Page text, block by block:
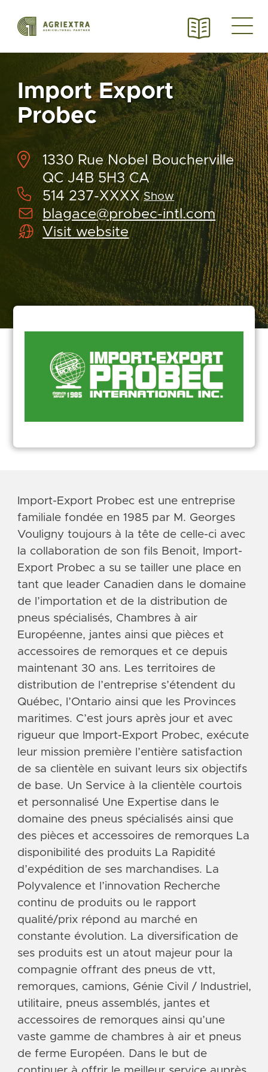
Import Export
Probec
1330 Rue Nobel Boucherville
QC J4B 5H3 CA
514 237-XXXX Show
blagace@probec-intl.com
Visit website
Import-Export Probec est une entreprise
familiale fondée en 1985 par M. Georges
Vouligny toujours à la tête de celle-ci avec
la collaboration de son fils Benoit, Import-
Export Probec a su se tailler une place en
tant que leader Canadien dans le domaine
de l’importation et de la distribution de
pneus spécialisés, Chambres à air
Européenne, jantes ainsi que pièces et
accessoires de remorques et ce depuis
maintenant 30 ans. Les territoires de
distribution de l’entreprise s’étendent du
Québec, l’Ontario ainsi que les Provinces
maritimes. C’est jours après jour et avec
rigueur que Import-Export Probec, exécute
leur mission première l’entière satisfaction
de sa clientèle en suivant leurs six objectifs
de base. Un Service à la clientèle courtois
et personnalisé Une Expertise dans le
domaine des pneus spécialisés ainsi que
des pièces et accessoires de remorques La
disponibilité des produits La Rapidité
d’expédition de ses marchandises. La
Polyvalence et l’innovation Recherche
continu de produits ou le rapport
qualité/prix répond au marché en
constante évolution. La diversification de
ses produits est un atout majeur pour la
compagnie offrant des pneus de vtt,
remorques, camions, Génie Civil / Industriel,
utilitaire, pneus assemblés, jantes et
accessoires de remorques ainsi qu’une
vaste gamme de chambres à air et pneus
de ferme Européen. Dans le but de